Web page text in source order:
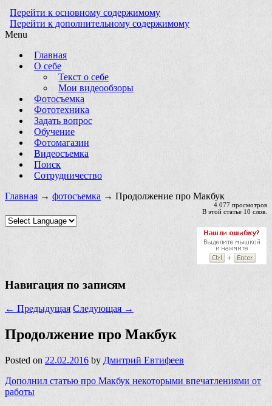
Перейти к основному содержимому
Перейти к дополнительному содержимому
Menu
Главная
О себе
Текст о себе
Мои видеообзоры
Фотосъемка
Фототехника
Задать вопрос
Обучение
Фотомагазин
Видеосъемка
Поиск
Сотрудничество
Главная → фотосъемка → Продолжение про Макбук
4 077 просмотров
В этой статье 10 слов.
Навигация по записям
← Предыдущая Следующая →
Продолжение про Макбук
Posted on 22.02.2016 by Дмитрий Евтифеев
Дополнил статью про Макбук некоторыми впечатлениями от
работы